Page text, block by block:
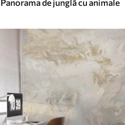
Panorama de junglă cu animale